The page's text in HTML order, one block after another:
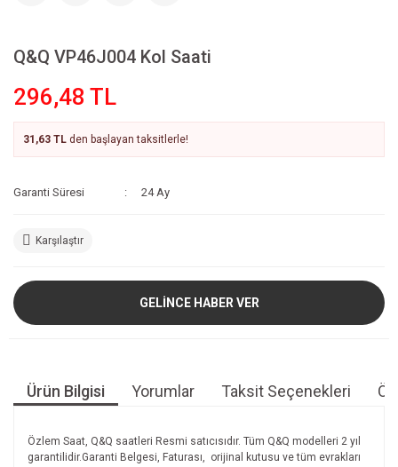
Q&Q VP46J004 Kol Saati
296,48 TL
31,63 TL den başlayan taksitlerle!
Garanti Süresi 24 Ay
Karşılaştır
GELİNCE HABER VER
Ürün Bilgisi Yorumlar Taksit Seçenekleri
Özlem Saat, Q&Q saatleri Resmi satıcısıdır. Tüm Q&Q modelleri 2 yıl
garantilidir.Garanti Belgesi, Faturası, orijinal kutusu ve tüm evrakları